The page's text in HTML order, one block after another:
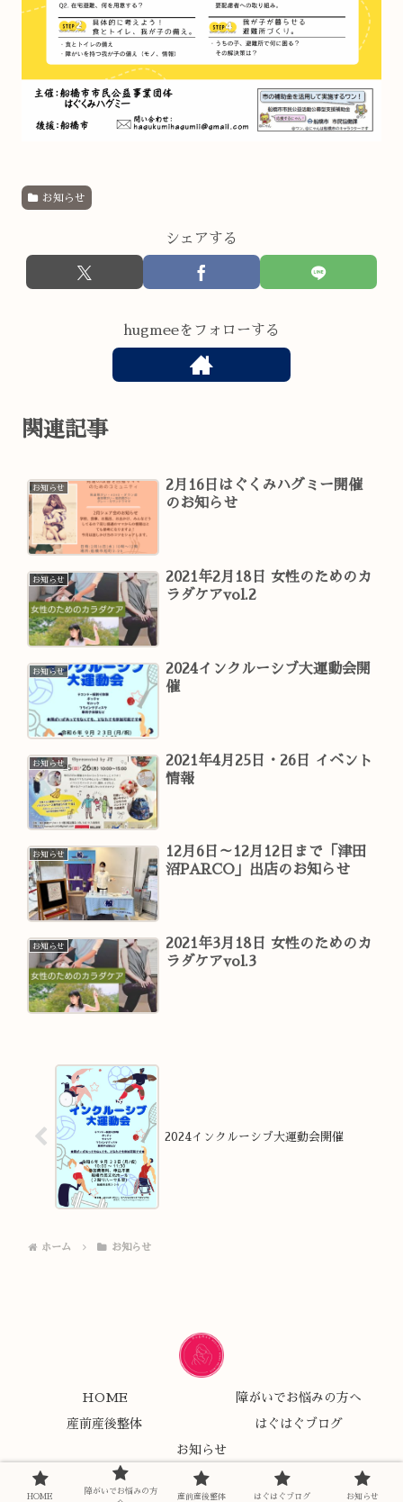
お知らせ
シェアする
hugmeeをフォローする
関連記事
お知らせ
2月16日はぐくみハグミー開催
のお知らせ
お知らせ
2021年2月18日 女性のためのカ
ラダケアvol.2
お知らせ
2024インクルーシブ大運動会開
催
お知らせ
2021年4月25日・26日 イベント
情報
お知らせ
12月6日～12月12日まで「津田
沼PARCO」出店のお知らせ
お知らせ
2021年3月18日 女性のためのカ
ラダケアvol.3
2024インクルーシブ大運動会開催
ホーム お知らせ
HOME 障がいでお悩みの方へ
産前産後整体 はぐはぐブログ
お知らせ
© 2020 船橋ゆるめる整体 ハグミー.
HOME
障がいでお悩みの方
産前産後整体 はぐはぐブログ お知らせ